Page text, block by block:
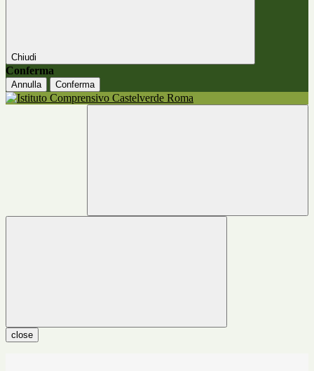
Chiudi
Conferma
Annulla Conferma
close